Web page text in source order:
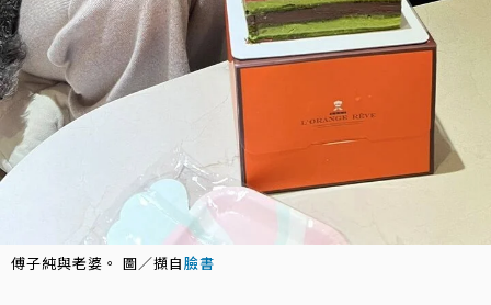
傅子純與老婆。 圖／擷自臉書